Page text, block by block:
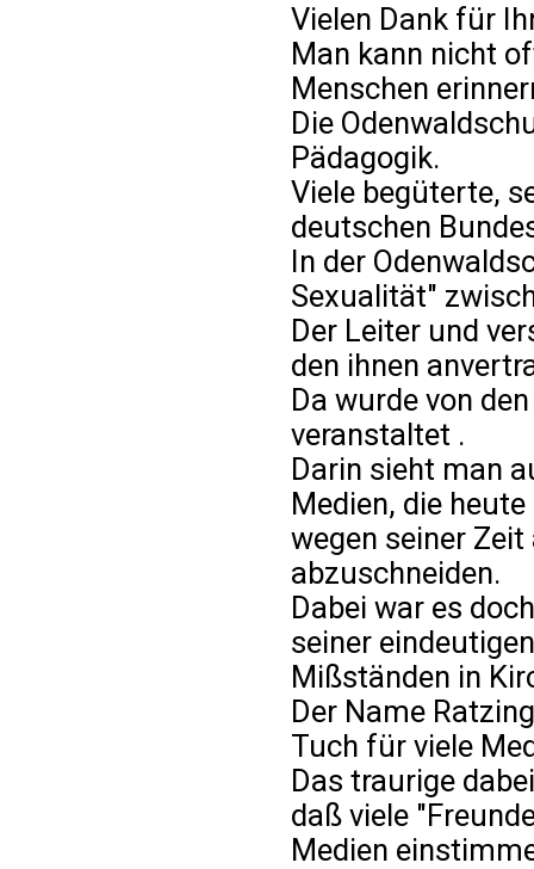
Vielen Dank für
Man kann nicht
Menschen
Die
Pädagogik.
Viele begüterte,
deutschen
In der
Sexualität"
Der Leiter und
den ihnen
Da wurde von
veranstaltet .
Darin sieht man
Medien, die
wegen seiner
abzuschneiden.
Dabei war es
seiner
Mißständen in
Der Name
Tuch für viele
Das traurige
daß viele
Medien